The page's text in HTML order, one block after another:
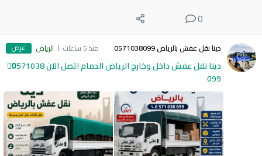
0
دينا نقل عفش بالرياض 0571038099 منذ 5 ساعات الرياض عرض
دينا نقل عفش داخل وخارج الرياض الدمام اتصل الآن 0َ571038
099